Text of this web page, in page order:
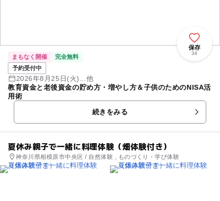
保存
34
まもなく開催
完全無料
予約受付中
2026年8月25日(火)...他
教育資金と老後資金の貯め方・増やし方＆子供のためのNISA活
用術
続きをみる
夏休み親子で一緒に料理体験（畑体験付き）
神奈川県相模原市中央区 / 自然体験 , ものづくり・学び体験